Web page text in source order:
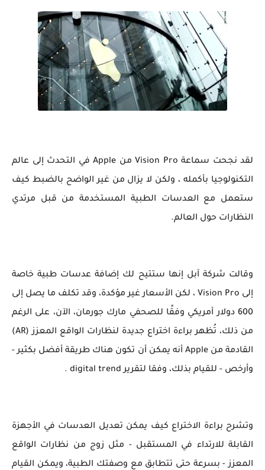
لقد نجحت سماعة Vision Pro من Apple في التحدث إلى عالم
التكنولوجيا بأكمله ، ولكن لا يزال من غير الواضح بالضبط كيف
ستعمل مع العدسات الطبية المستخدمة من قبل مرتدي
النظارات حول العالم.
وقالت شركة آبل إنها ستتيح لك إضافة عدسات طبية خاصة
إلى Vision Pro ، لكن الأسعار غير مؤكدة، وقد تكلف ما يصل إلى
600 دولار أمريكي وفقًا للصحفي مارك جورمان، الآن، على الرغم
من ذلك، تُظهر براءة اختراع جديدة لنظارات الواقع المعزز (AR)
القادمة من Apple أنه يمكن أن تكون هناك طريقة أفضل بكثير -
وأرخص - للقيام بذلك، وفقا لتقرير digital trend .
وتشرح براءة الاختراع كيف يمكن تعديل العدسات في الأجهزة
القابلة للارتداء في المستقبل - مثل زوج من نظارات الواقع
المعزز - بسرعة حتى تتطابق مع وصفتك الطبية، ويمكن القيام